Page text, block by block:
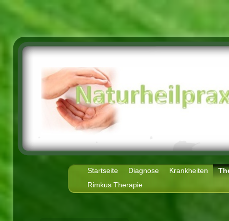
Startseite Diagnose Krankheiten
Rimkus Therapie